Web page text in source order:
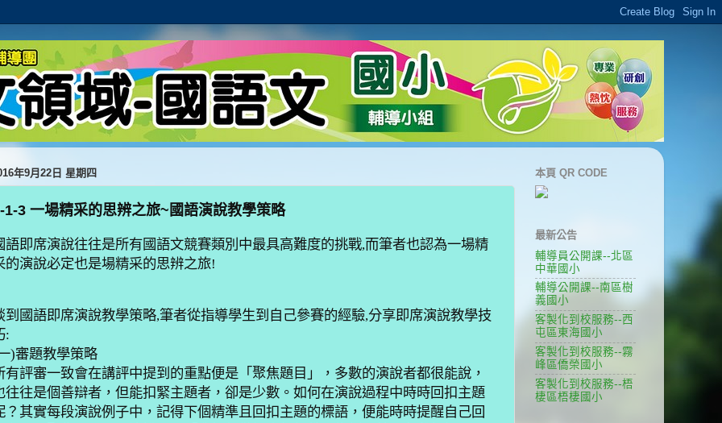
年9月22日 星期四
1-3 一場精采的思辨之旅~國語演說教學策略
語即席演說往往是所有國語文競賽類別中最具高難度的挑戰,而筆者也認為一場精
的演說必定也是場精采的思辨之旅!
到國語即席演說教學策略,筆者從指導學生到自己參賽的經驗,分享即席演說教學技
:
)審題教學策略
有評審一致會在講評中提到的重點便是「聚焦題目」，多數的演說者都很能說，
往往是個善辯者，但能扣緊主題者，卻是少數。如何在演說過程中時時回扣主題
？其實每段演說例子中，記得下個精準且回扣主題的標語，便能時時提醒自己回
本頁 QR CODE
最新公告
輔導員公開課--北區
中華國小
輔導公開課--南區樹
義國小
客製化到校服務--西
屯區東海國小
客製化到校服務--霧
峰區僑榮國小
客製化到校服務--梧
棲區梧棲國小